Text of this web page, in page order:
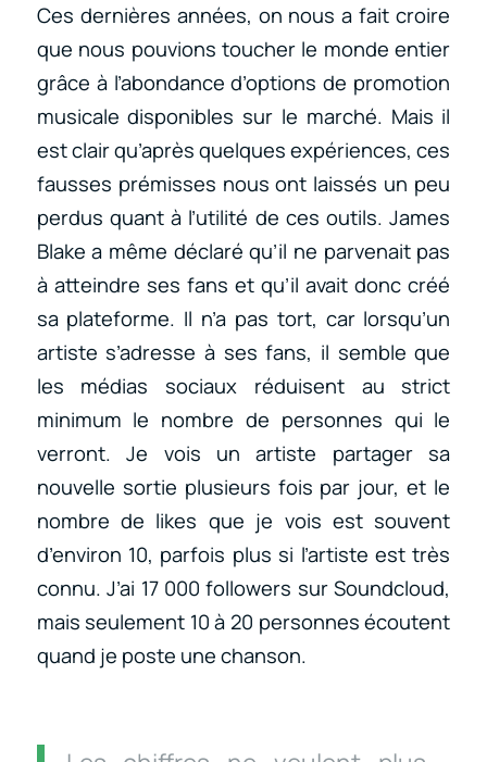
Ces dernières années, on nous a fait croire
que nous pouvions toucher le monde entier
grâce à l’abondance d’options de promotion
musicale disponibles sur le marché. Mais il
est clair qu’après quelques expériences, ces
fausses prémisses nous ont laissés un peu
perdus quant à l’utilité de ces outils. James
Blake a même déclaré qu’il ne parvenait pas
à atteindre ses fans et qu’il avait donc créé
sa plateforme. Il n’a pas tort, car lorsqu’un
artiste s’adresse à ses fans, il semble que
les médias sociaux réduisent au strict
minimum le nombre de personnes qui le
verront. Je vois un artiste partager sa
nouvelle sortie plusieurs fois par jour, et le
nombre de likes que je vois est souvent
d’environ 10, parfois plus si l’artiste est très
connu. J’ai 17 000 followers sur Soundcloud,
mais seulement 10 à 20 personnes écoutent
quand je poste une chanson.